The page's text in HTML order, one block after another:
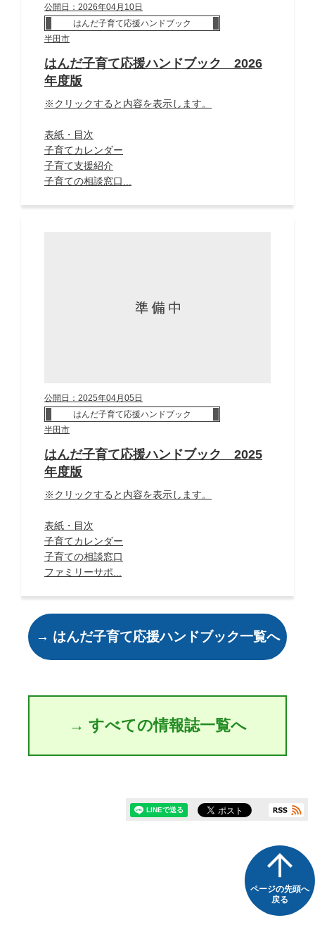
公開日：2026年04月10日
はんだ子育て応援ハンドブック
半田市
はんだ子育て応援ハンドブック 2026
年度版
※クリックすると内容を表示します。
表紙・目次
子育てカレンダー
子育て支援紹介
子育ての相談窓口...
公開日：2025年04月05日
はんだ子育て応援ハンドブック
半田市
はんだ子育て応援ハンドブック 2025
年度版
※クリックすると内容を表示します。
表紙・目次
子育てカレンダー
子育ての相談窓口
ファミリーサポ...
→ はんだ子育て応援ハンドブック一覧へ
→ すべての情報誌一覧へ
ページの先頭へ
戻る